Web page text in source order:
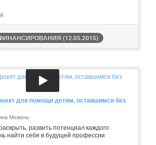
(12.05.2015)
для помощи детям, оставшимся без
Межень
развить потенциал каждого
найти себя в будущей профессии